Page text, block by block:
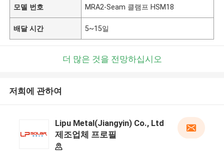
모델 번호 MRA2-Seam 클램프 HSM18
배달 시간 5~15일
더 많은 것을 전망하십시오
저희에 관하여
Lipu Metal(Jiangyin) Co., Ltd
제조업체 프로필